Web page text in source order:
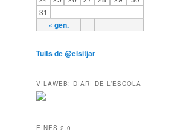
« gen.
31
Tuits de @elsitjar
VILAWEB: DIARI DE L’ESCOLA
EINES 2.0